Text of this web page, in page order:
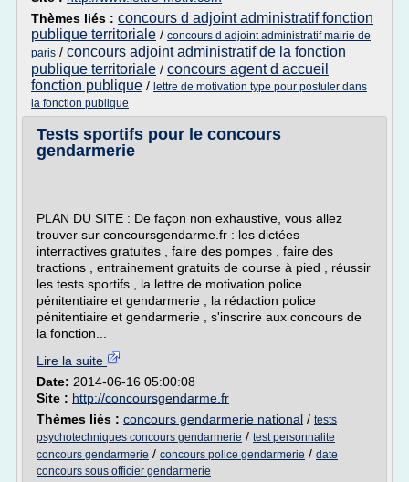
Thèmes liés : concours d adjoint administratif fonction
publique territoriale / concours d adjoint administratif mairie de
paris / concours adjoint administratif de la fonction
publique territoriale / concours agent d accueil
fonction publique / lettre de motivation type pour postuler dans
la fonction publique
Tests sportifs pour le concours
gendarmerie
PLAN DU SITE : De façon non exhaustive, vous allez
trouver sur concoursgendarme.fr : les dictées
interractives gratuites , faire des pompes , faire des
tractions , entrainement gratuits de course à pied , réussir
les tests sportifs , la lettre de motivation police
pénitentiaire et gendarmerie , la rédaction police
pénitentiaire et gendarmerie , s'inscrire aux concours de
la fonction...
Lire la suite
Date: 2014-06-16 05:00:08
Site : http://concoursgendarme.fr
Thèmes liés : concours gendarmerie national / tests
psychotechniques concours gendarmerie / test personnalite
concours gendarmerie / concours police gendarmerie / date
concours sous officier gendarmerie